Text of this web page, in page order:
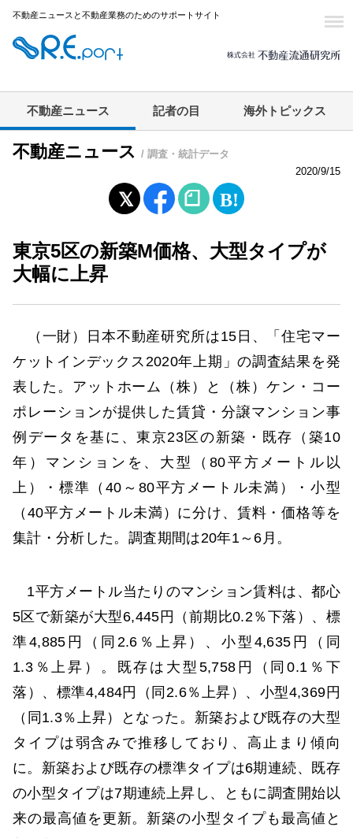
不動産ニュースと不動産業務のためのサポートサイト
不動産ニュース 記者の目 海外トピックス
不動産ニュース / 調査・統計データ
2020/9/15
東京5区の新築M価格、大型タイプが
大幅に上昇
（一財）日本不動産研究所は15日、「住宅マー
ケットインデックス2020年上期」の調査結果を発
表した。アットホーム（株）と（株）ケン・コー
ポレーションが提供した賃貸・分譲マンション事
例データを基に、東京23区の新築・既存（築10
年）マンションを、大型（80平方メートル以
上）・標準（40～80平方メートル未満）・小型
（40平方メートル未満）に分け、賃料・価格等を
集計・分析した。調査期間は20年1～6月。
1平方メートル当たりのマンション賃料は、都心
5区で新築が大型6,445円（前期比0.2％下落）、標
準4,885円（同2.6％上昇）、小型4,635円（同
1.3％上昇）。既存は大型5,758円（同0.1％下
落）、標準4,484円（同2.6％上昇）、小型4,369円
（同1.3％上昇）となった。新築および既存の大型
タイプは弱含みで推移しており、高止まり傾向
に。新築および既存の標準タイプは6期連続、既存
の小型タイプは7期連続上昇し、ともに調査開始以
来の最高値を更新。新築の小型タイプも最高値と